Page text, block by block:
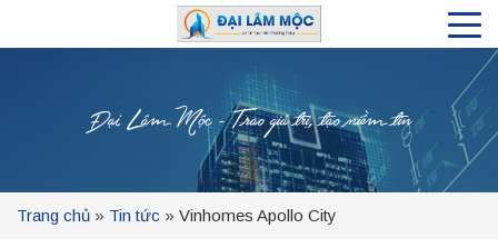
Đại Lâm Mộc - Trao giá trị, tạo niềm tin
Trang chủ » Tin tức » Vinhomes Apollo City